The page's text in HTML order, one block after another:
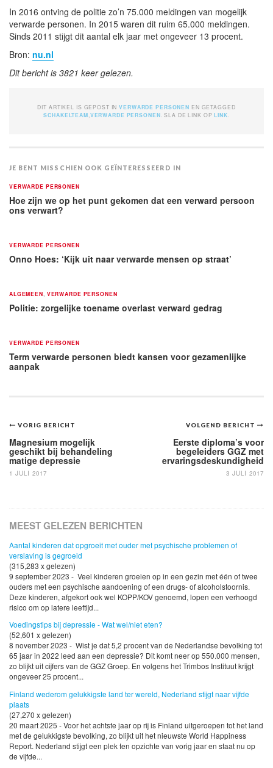
In 2016 ontving de politie zo’n 75.000 meldingen van mogelijk
verwarde personen. In 2015 waren dit ruim 65.000 meldingen.
Sinds 2011 stijgt dit aantal elk jaar met ongeveer 13 procent.
Bron: nu.nl
Dit bericht is 3821 keer gelezen.
DIT ARTIKEL IS GEPOST INVERWARDE PERSONEN EN GETAGGED
SCHAKELTEAM VERWARDE PERSONEN . SLA DE LINK OPLINK
JE BENT MISSCHIEN OOK GEÏNTERESSEERD IN
VERWARDE PERSONEN
Hoe zijn we op het punt gekomen dat een verward persoon
ons verwart?
VERWARDE PERSONEN
Onno Hoes: ‘Kijk uit naar verwarde mensen op straat’
ALGEMEEN VERWARDE PERSONEN
Politie: zorgelijke toename overlast verward gedrag
VERWARDE PERSONEN
Term verwarde personen biedt kansen voor gezamenlijke
aanpak
Bericht
navigatie
VOLGEND BERICHT
Eerste diploma’s voor
begeleiders GGZ met
ervaringsdeskundigheid
3 JULI 2017
VORIG BERICHT
Magnesium mogelijk
geschikt bij behandeling
matige depressie
1 JULI 2017
MEEST GELEZEN BERICHTEN
Aantal kinderen dat opgroeit met ouder met psychische problemen of
verslaving is gegroeid
(315,283 x gelezen)
9 september 2023 - Veel kinderen groeien op in een gezin met één of twee
ouders met een psychische aandoening of een drugs- of alcoholstoornis.
Deze kinderen, afgekort ook wel KOPP/KOV genoemd, lopen een verhoogd
risico om op latere leeftijd...
Voedingstips bij depressie - Wat wel/niet eten?
(52,601 x gelezen)
8 november 2023 - Wist je dat 5,2 procent van de Nederlandse bevolking tot
65 jaar in 2022 leed aan een depressie? Dit komt neer op 550.000 mensen,
zo blijkt uit cijfers van de GGZ Groep. En volgens het Trimbos Instituut krijgt
ongeveer 25 procent...
Finland wederom gelukkigste land ter wereld, Nederland stijgt naar vijfde
plaats
(27,270 x gelezen)
20 maart 2025 - Voor het achtste jaar op rij is Finland uitgeroepen tot het land
met de gelukkigste bevolking, zo blijkt uit het nieuwste World Happiness
Report. Nederland stijgt een plek ten opzichte van vorig jaar en staat nu op
de vijfde...